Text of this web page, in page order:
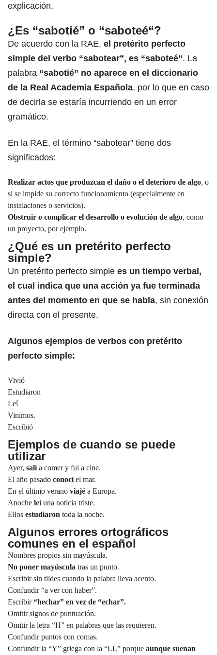
explicación.
¿Es “sabotié” o “saboteé“?
De acuerdo con la RAE, el pretérito perfecto
simple del verbo “sabotear”, es “saboteé”. La
palabra “sabotié” no aparece en el diccionario
de la Real Academia Española, por lo que en caso
de decirla se estaría incurriendo en un error
gramático.
En la RAE, el término “sabotear” tiene dos
significados:
Realizar actos que produzcan el daño o el deterioro de algo, o
si se impide su correcto funcionamiento (especialmente en
instalaciones o servicios).
Obstruir o complicar el desarrollo o evolución de algo, como
un proyecto, por ejemplo.
¿Qué es un pretérito perfecto
simple?
Un pretérito perfecto simple es un tiempo verbal,
el cual indica que una acción ya fue terminada
antes del momento en que se habla, sin conexión
directa con el presente.
Algunos ejemplos de verbos con pretérito
perfecto simple:
Vivió
Estudiaron
Leí
Vinimos.
Escribió
Ejemplos de cuando se puede
utilizar
Ayer, salía comer y fui a cine.
El año pasado conocíel mar.
En el último verano viajé a Europa.
Anoche leíuna noticia triste.
Ellos estudiaron toda la noche.
Algunos errores ortográficos
comunes en el español
Nombres propios sin mayúscula.
No poner mayúscula tras un punto.
Escribir sin tildes cuando la palabra lleva acento.
Confundir “a ver con haber”.
Escribir“hechar” en vez de “echar”.
Omitir signos de puntuación.
Omitir la letra “H” en palabras que las requieren.
Confundir puntos con comas.
Confundir la “Y” griega con la “LL” porque aunque suenan